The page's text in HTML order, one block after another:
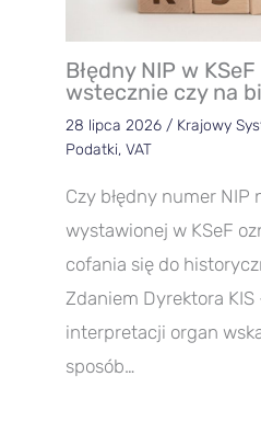
Błędny NIP w
wstecznie czy na
28 lipca 2026 / Krajowy
Podatki, VAT
Czy błędny numer NIP
wystawionej w KSeF
cofania się do
Zdaniem Dyrektora KIS
interpretacji organ
sposób…